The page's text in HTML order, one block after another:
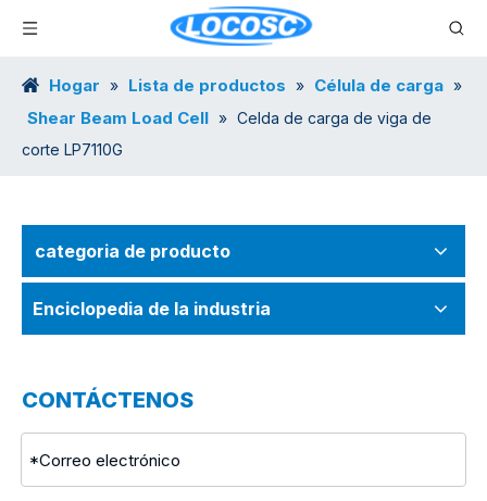
Hogar » Lista de productos » Célula de carga »
Shear Beam Load Cell » Celda de carga de viga de
corte LP7110G
categoria de producto
Enciclopedia de la industria
CONTÁCTENOS